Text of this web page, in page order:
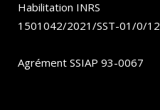
Habilitation INRS
1501042/2021/SST-01/0/12
Agrément SSIAP 93-0067